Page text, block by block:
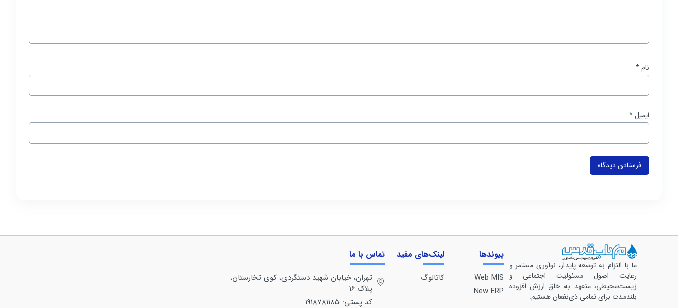
نام*
ایمیل*
ما با التزام به توسعه پایدار، نوآوری مستمر و
رعایت اصول مسئولیت اجتماعی و
زیست‌محیطی، متعهد به خلق ارزش افزوده
بلندمدت برای تمامی ذی‌نفعان هستیم.
پیوندها
Web MIS
New ERP
لینک‌های مفید
کاتالوگ
تماس با ما
تهران، خيابان شهيد دستگردی، كوی تخارستان،
پلاک 16
کد پستی: 1918781185